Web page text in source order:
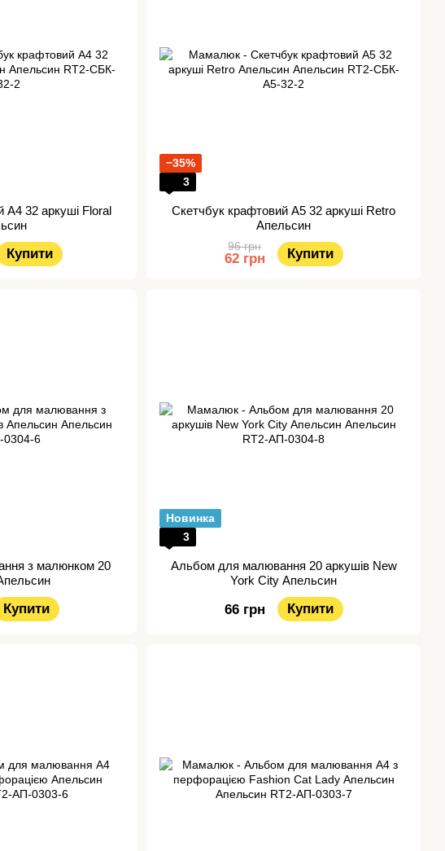
А4 32 аркуші Floral
Купити
−35%
3
Скетчбук крафтовий А5 32 аркуші Retro
Апельсин
96 грн
62 грн Купити
з малюнком 20
Купити
Новинка
3
Альбом для малювання 20 аркушів New
York City Апельсин
66 грн Купити